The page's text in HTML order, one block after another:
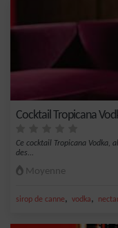
Cocktail Tropicana
Ce cocktail Tropicana Vodka,
des...
Moyenne
sirop de canne, vodka,